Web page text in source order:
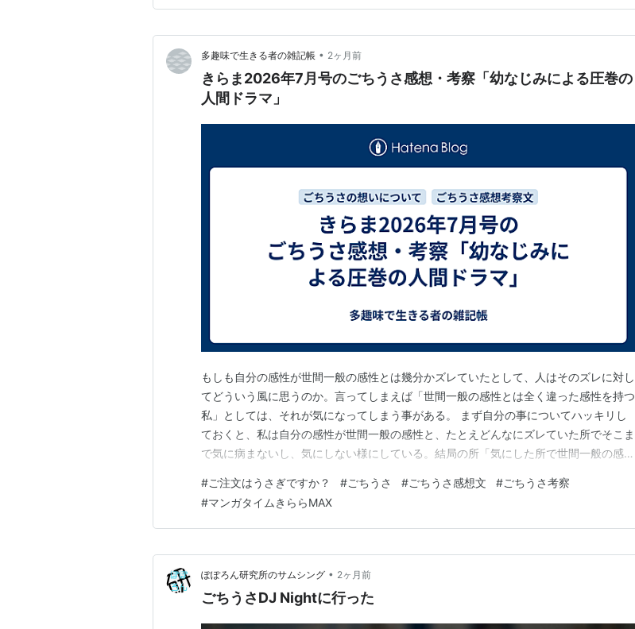
る。翌日はス…
多趣味で生きる者の雑記帳 • 2ヶ月前
きらま2026年7月号のごちうさ感想・考察「幼なじみによる圧巻の
人間ドラマ」
もしも自分の感性が世間一般の感性とは幾分かズレていたとして、人はそのズレに対し
てどういう風に思うのか。言ってしまえば「世間一般の感性とは全く違った感性を持つ
私」としては、それが気になってしまう事がある。 まず自分の事についてハッキリし
ておくと、私は自分の感性が世間一般の感性と、たとえどんなにズレていた所でそこま
で気に病まないし、気にしない様にしている。結局の所「気にした所で世間一般の感性
手の打ち様がない事ばかり考えても自分の気がおかしくなるという事で、世間一般の基
準には合わせつつも、心の奥底では「自分の感性が世間一般…
#ご注文はうさぎですか？ #ごちうさ #ごちうさ感想文 #ごちうさ考察
#マンガタイムきららMAX
ぽぽろん研究所のサムシング • 2ヶ月前
ごちうさDJ Nightに行った